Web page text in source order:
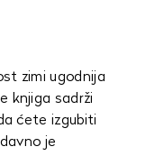
zimi ugodnija
knjiga sadrži
ćete izgubiti
je